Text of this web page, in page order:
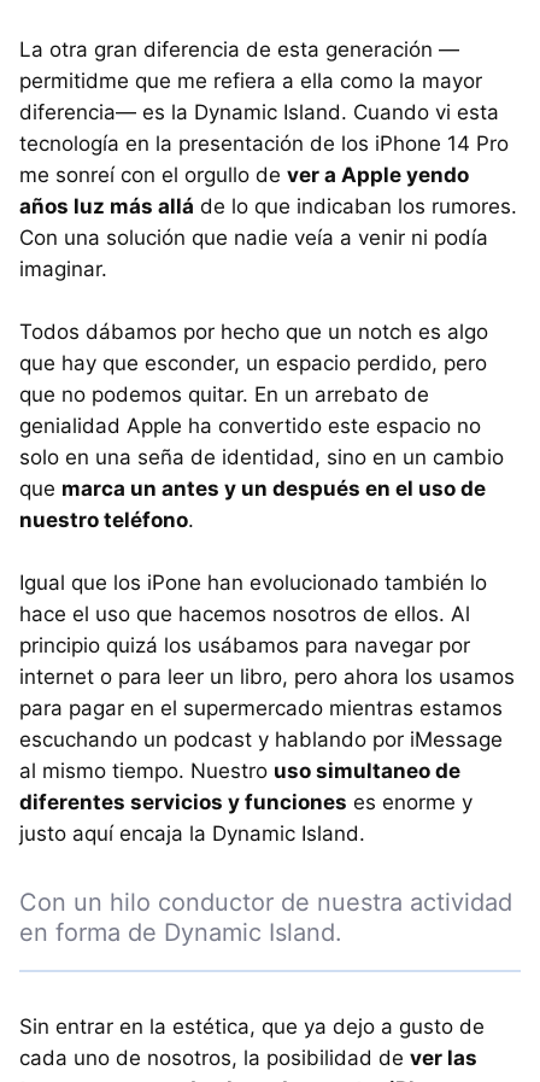
La otra gran diferencia de esta generación —
permitidme que me refiera a ella como la mayor
diferencia— es la Dynamic Island. Cuando vi esta
tecnología en la presentación de los iPhone 14 Pro
me sonreí con el orgullo de ver a Apple yendo
años luz más allá de lo que indicaban los rumores.
Con una solución que nadie veía a venir ni podía
imaginar.
Todos dábamos por hecho que un notch es algo
que hay que esconder, un espacio perdido, pero
que no podemos quitar. En un arrebato de
genialidad Apple ha convertido este espacio no
solo en una seña de identidad, sino en un cambio
que marca un antes y un después en el uso de
nuestro teléfono.
Igual que los iPone han evolucionado también lo
hace el uso que hacemos nosotros de ellos. Al
principio quizá los usábamos para navegar por
internet o para leer un libro, pero ahora los usamos
para pagar en el supermercado mientras estamos
escuchando un podcast y hablando por iMessage
al mismo tiempo. Nuestro uso simultaneo de
diferentes servicios y funciones es enorme y
justo aquí encaja la Dynamic Island.
Con un hilo conductor de nuestra actividad
en forma de Dynamic Island.
Sin entrar en la estética, que ya dejo a gusto de
cada uno de nosotros, la posibilidad de ver las